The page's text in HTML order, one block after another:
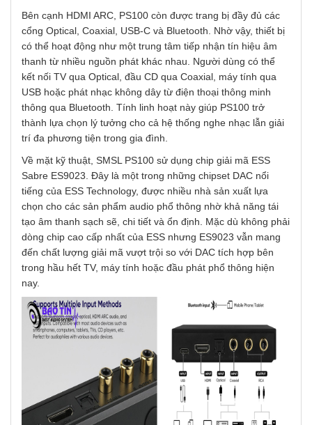
Bên cạnh HDMI ARC, PS100 còn được trang bị đầy đủ các
cổng Optical, Coaxial, USB-C và Bluetooth. Nhờ vậy, thiết bị
có thể hoạt động như một trung tâm tiếp nhận tín hiệu âm
thanh từ nhiều nguồn phát khác nhau. Người dùng có thể
kết nối TV qua Optical, đầu CD qua Coaxial, máy tính qua
USB hoặc phát nhạc không dây từ điện thoại thông minh
thông qua Bluetooth. Tính linh hoạt này giúp PS100 trở
thành lựa chọn lý tưởng cho cả hệ thống nghe nhạc lẫn giải
trí đa phương tiện trong gia đình.
Về mặt kỹ thuật, SMSL PS100 sử dụng chip giải mã ESS
Sabre ES9023. Đây là một trong những chipset DAC nổi
tiếng của ESS Technology, được nhiều nhà sản xuất lựa
chọn cho các sản phẩm audio phổ thông nhờ khả năng tái
tạo âm thanh sạch sẽ, chi tiết và ổn định. Mặc dù không phải
dòng chip cao cấp nhất của ESS nhưng ES9023 vẫn mang
đến chất lượng giải mã vượt trội so với DAC tích hợp bên
trong hầu hết TV, máy tính hoặc đầu phát phổ thông hiện
nay.